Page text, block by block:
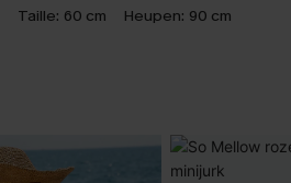
Taille: 60 cm Heupen: 90 cm